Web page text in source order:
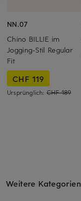
NN.07
Chino BILLIE im
Jogging-Stil Regular
Fit
CHF 119
Ursprünglich: CHF 189
Weitere Kategorien